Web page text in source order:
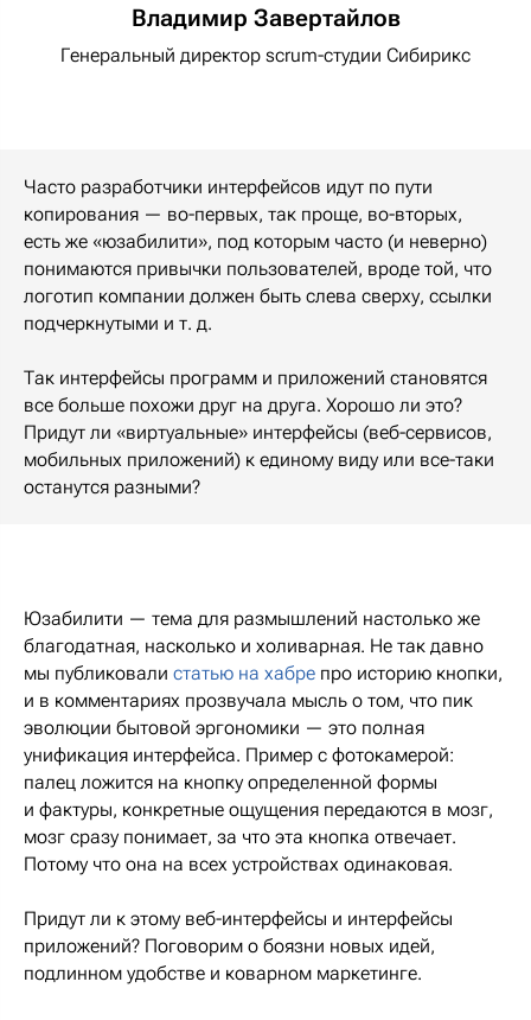
Владимир Завертайлов
Генеральный директор scrum-студии Сибирикс
Часто разработчики интерфейсов идут по пути
копирования — во-первых, так проще, во-вторых,
есть же «юзабилити», под которым часто (и неверно)
понимаются привычки пользователей, вроде той, что
логотип компании должен быть слева сверху, ссылки
подчеркнутыми и т. д.
Так интерфейсы программ и приложений становятся
все больше похожи друг на друга. Хорошо ли это?
Придут ли «виртуальные» интерфейсы (веб-сервисов,
мобильных приложений) к единому виду или все-таки
останутся разными?
Юзабилити — тема для размышлений настолько же
благодатная, насколько и холиварная. Не так давно
мы публиковали статью на хабре про историю кнопки,
и в комментариях прозвучала мысль о том, что пик
эволюции бытовой эргономики — это полная
унификация интерфейса. Пример с фотокамерой:
палец ложится на кнопку определенной формы
и фактуры, конкретные ощущения передаются в мозг,
мозг сразу понимает, за что эта кнопка отвечает.
Потому что она на всех устройствах одинаковая.
Придут ли к этому веб-интерфейсы и интерфейсы
приложений? Поговорим о боязни новых идей,
подлинном удобстве и коварном маркетинге.